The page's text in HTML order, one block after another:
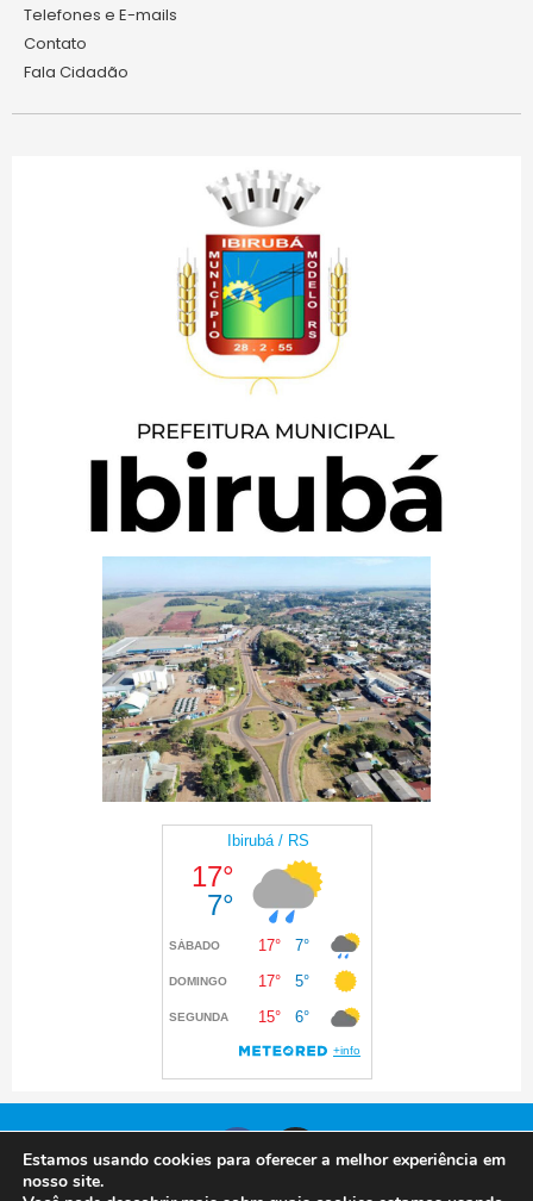
Telefones e E-mails
Contato
Fala Cidadão
Estamos usando cookies para oferecer a melhor experiência em
nosso site.